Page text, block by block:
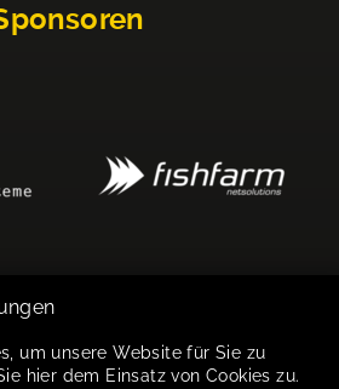
Impressum
um unsere Website für Sie zu
hier dem Einsatz von Cookies zu.